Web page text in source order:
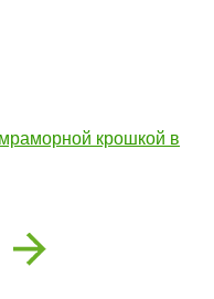
крошкой в
Next